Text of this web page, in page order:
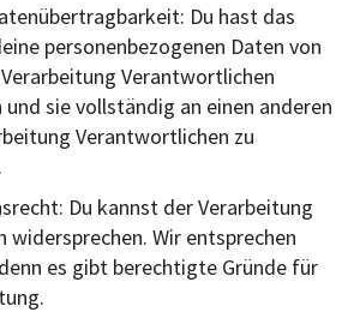
Du hast das
personenbezogenen Daten von
Verantwortlichen
sie vollständig an einen anderen
Verantwortlichen zu
Du kannst der Verarbeitung
widersprechen. Wir entsprechen
es gibt berechtigte Gründe für